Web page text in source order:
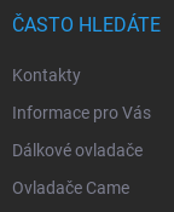
ČASTO HLEDÁTE
Kontakty
Informace pro Vás
Dálkové ovladače
Ovladače Came